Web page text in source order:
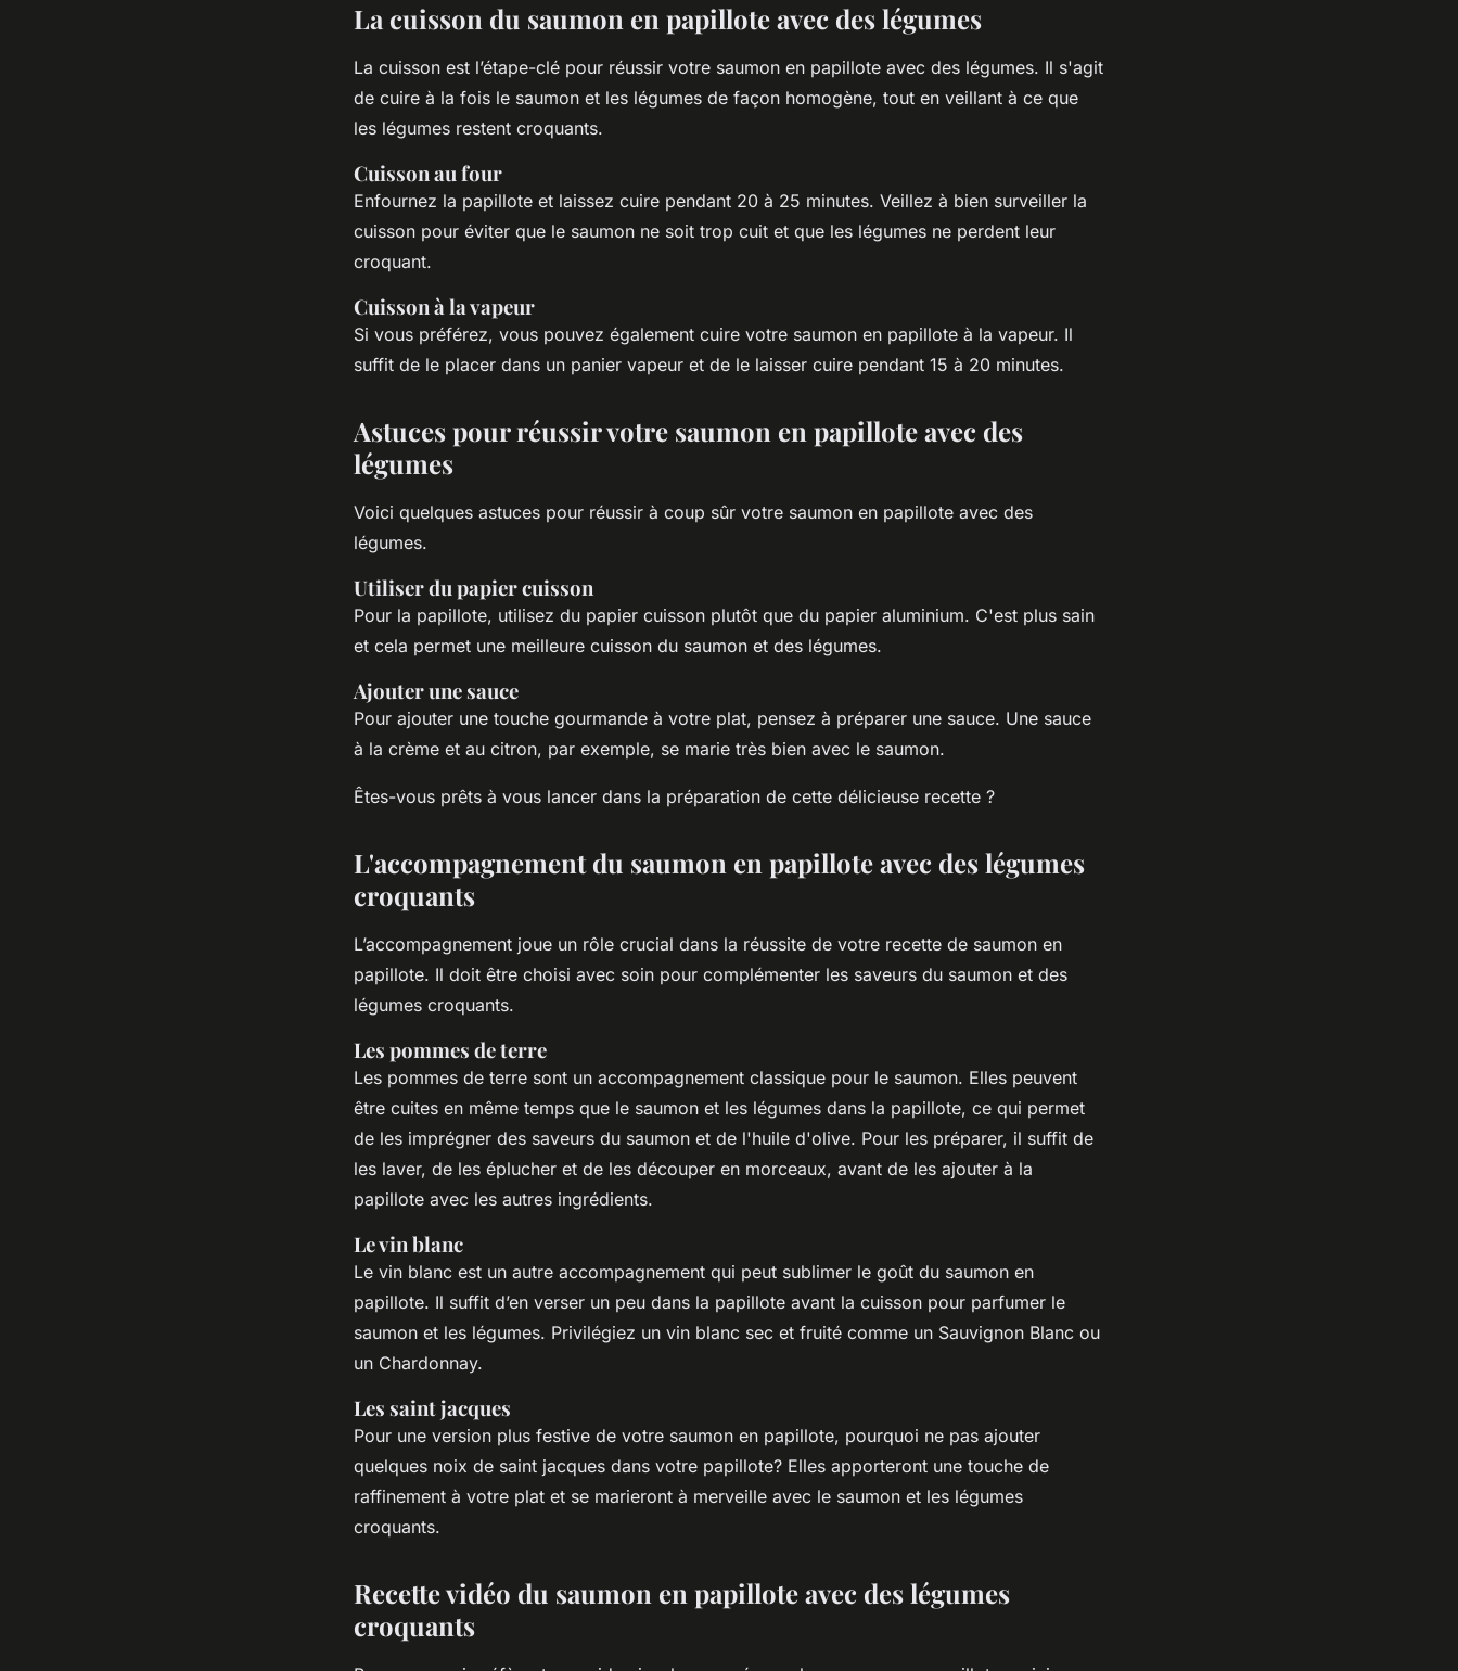
La cuisson du saumon en papillote avec des légumes
La cuisson est l’étape-clé pour réussir votre saumon en papillote avec des légumes. Il s'agit
de cuire à la fois le saumon et les légumes de façon homogène, tout en veillant à ce que
les légumes restent croquants.
Cuisson au four
Enfournez la papillote et laissez cuire pendant 20 à 25 minutes. Veillez à bien surveiller la
cuisson pour éviter que le saumon ne soit trop cuit et que les légumes ne perdent leur
croquant.
Cuisson à la vapeur
Si vous préférez, vous pouvez également cuire votre saumon en papillote à la vapeur. Il
suffit de le placer dans un panier vapeur et de le laisser cuire pendant 15 à 20 minutes.
Astuces pour réussir votre saumon en papillote avec des
légumes
Voici quelques astuces pour réussir à coup sûr votre saumon en papillote avec des
légumes.
Utiliser du papier cuisson
Pour la papillote, utilisez du papier cuisson plutôt que du papier aluminium. C'est plus sain
et cela permet une meilleure cuisson du saumon et des légumes.
Ajouter une sauce
Pour ajouter une touche gourmande à votre plat, pensez à préparer une sauce. Une sauce
à la crème et au citron, par exemple, se marie très bien avec le saumon.
Êtes-vous prêts à vous lancer dans la préparation de cette délicieuse recette ?
L'accompagnement du saumon en papillote avec des légumes
croquants
L’accompagnement joue un rôle crucial dans la réussite de votre recette de saumon en
papillote. Il doit être choisi avec soin pour complémenter les saveurs du saumon et des
légumes croquants.
Les pommes de terre
Les pommes de terre sont un accompagnement classique pour le saumon. Elles peuvent
être cuites en même temps que le saumon et les légumes dans la papillote, ce qui permet
de les imprégner des saveurs du saumon et de l'huile d'olive. Pour les préparer, il suffit de
les laver, de les éplucher et de les découper en morceaux, avant de les ajouter à la
papillote avec les autres ingrédients.
Le vin blanc
Le vin blanc est un autre accompagnement qui peut sublimer le goût du saumon en
papillote. Il suffit d’en verser un peu dans la papillote avant la cuisson pour parfumer le
saumon et les légumes. Privilégiez un vin blanc sec et fruité comme un Sauvignon Blanc ou
un Chardonnay.
Les saint jacques
Pour une version plus festive de votre saumon en papillote, pourquoi ne pas ajouter
quelques noix de saint jacques dans votre papillote? Elles apporteront une touche de
raffinement à votre plat et se marieront à merveille avec le saumon et les légumes
croquants.
Recette vidéo du saumon en papillote avec des légumes
croquants